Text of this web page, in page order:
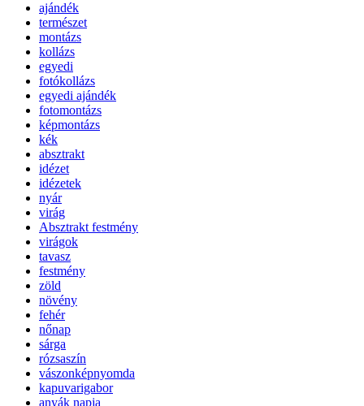
ajándék
természet
montázs
kollázs
egyedi
fotókollázs
egyedi ajándék
fotomontázs
képmontázs
kék
absztrakt
idézet
idézetek
nyár
virág
Absztrakt festmény
virágok
tavasz
festmény
zöld
növény
fehér
nőnap
sárga
rózsaszín
vászonképnyomda
kapuvarigabor
anyák napja